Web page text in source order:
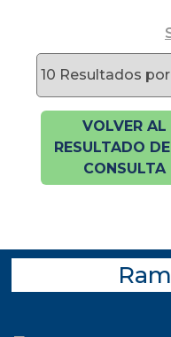
VOLVER AL
RESULTADO
CONSULTA